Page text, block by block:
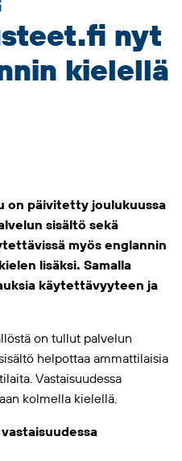
nyt
kielellä
on päivitetty joulukuussa
sisältö sekä
myös englannin
lisäksi. Samalla
käytettävyyteen ja
on tullut palvelun
helpottaa ammattilaisia
Vastaisuudessa
kolmella kielellä.